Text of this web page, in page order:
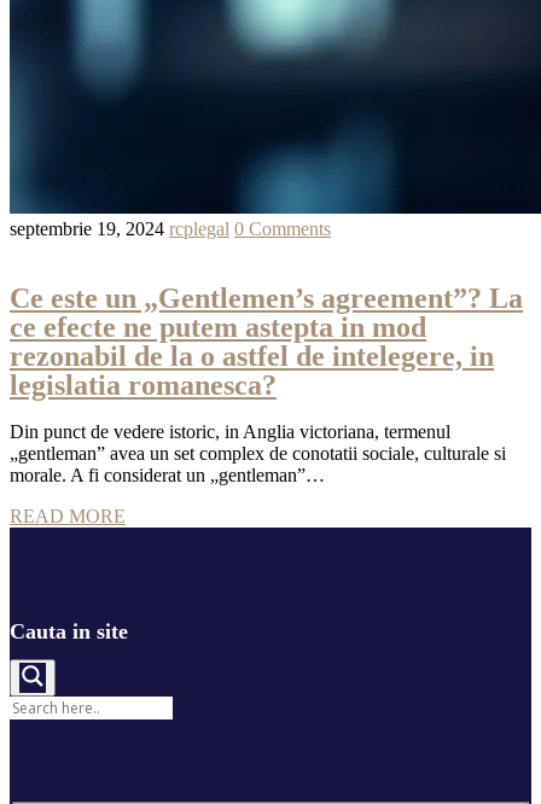
septembrie 19, 2024 rcplegal 0 Comments
Ce este un „Gentlemen’s agreement”? La
ce efecte ne putem astepta in mod
rezonabil de la o astfel de intelegere, in
legislatia romanesca?
Din punct de vedere istoric, in Anglia victoriana, termenul
„gentleman” avea un set complex de conotatii sociale, culturale si
morale. A fi considerat un „gentleman”…
READ MORE
Cauta in site